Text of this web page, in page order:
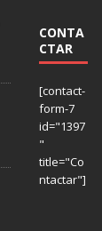
CONTA
CTAR
[contact-
form-7
id="1397
"
title="Co
ntactar"]